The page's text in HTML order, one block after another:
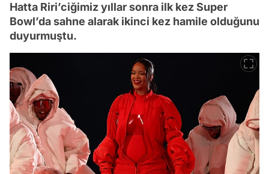
Hatta Riri’ciğimiz yıllar sonra ilk kez Super
Bowl’da sahne alarak ikinci kez hamile olduğunu
duyurmuştu.